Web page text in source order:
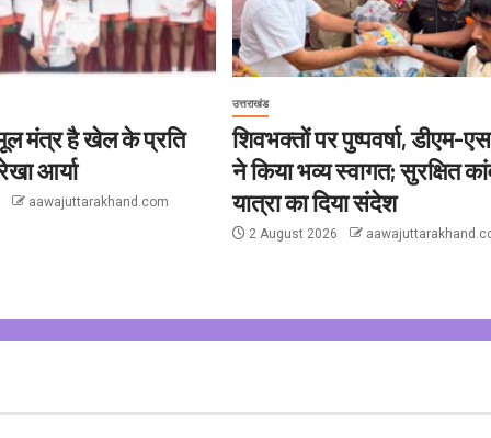
मंत्र है खेल के प्रति
आर्या
aawajuttarakhand.com
उत्तराखंड
शिवभक्तों पर पुष्पवर्षा, डीएम-
ने किया भव्य स्वागत; सुरक्षित
यात्रा का दिया संदेश
2 August 2026